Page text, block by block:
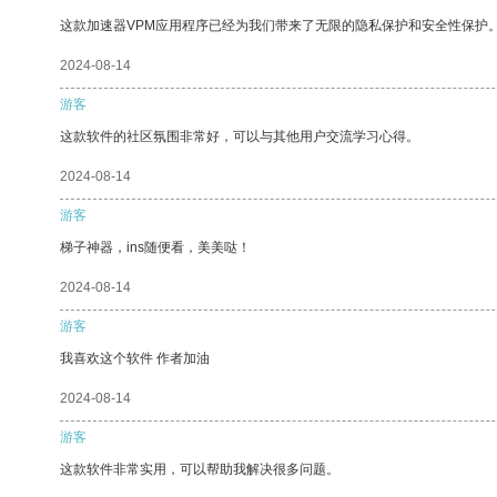
这款加速器VPM应用程序已经为我们带来了无限的隐私保护和安全性保护
2024-08-14
游客
这款软件的社区氛围非常好，可以与其他用户交流学习心得。
2024-08-14
游客
梯子神器，ins随便看，美美哒！
2024-08-14
游客
我喜欢这个软件 作者加油
2024-08-14
游客
这款软件非常实用，可以帮助我解决很多问题。